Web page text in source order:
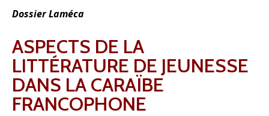
Dossier Laméca
ASPECTS DE LA
LITTÉRATURE DE JEUNESSE
DANS LA CARAÏBE
FRANCOPHONE